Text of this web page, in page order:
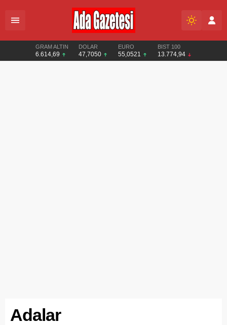
GRAM ALTIN
6.614,69
DOLAR
47,7050
EURO
55,0521
BIST 100
13.774,94
Adalar